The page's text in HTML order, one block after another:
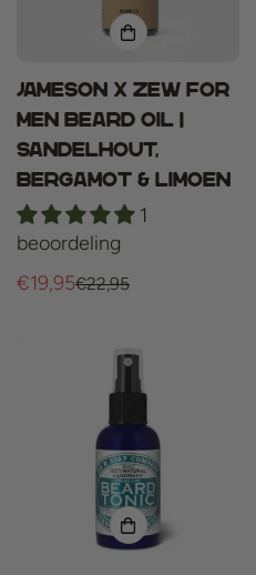
JAMESON x ZEW for
men Beard Oil |
Sandelhout,
bergamot & limoen
1
beoordeling
Verkoopprijs
€19,95
Normale€22,95